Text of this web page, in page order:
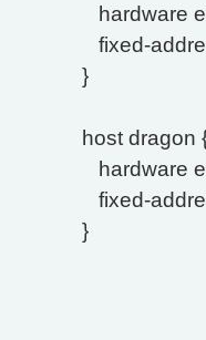
hardware
fixed-
}
host dragon
hardware
fixed-
}